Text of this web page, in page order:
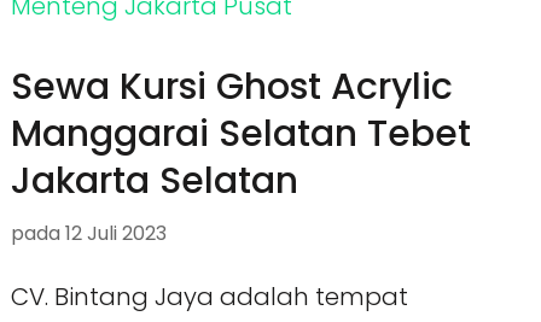
Sewa Kursi Ghost Acrylic
Manggarai Selatan Tebet
Jakarta Selatan
pada 12 Juli 2023
CV. Bintang Jaya adalah tempat